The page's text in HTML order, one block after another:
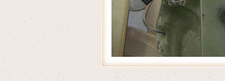
Accueil/Produits/Chaises en bois/